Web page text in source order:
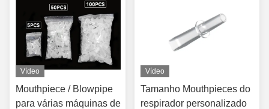
Vídeo
Mouthpiece / Blowpipe
para várias máquinas de
Vídeo
Tamanho Mouthpieces do
respirador personalizado